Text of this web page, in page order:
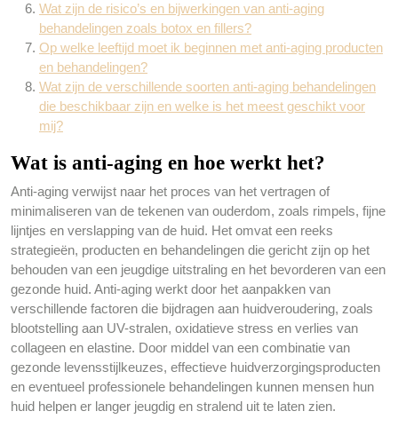
Wat zijn de risico’s en bijwerkingen van anti-aging
behandelingen zoals botox en fillers?
Op welke leeftijd moet ik beginnen met anti-aging producten
en behandelingen?
Wat zijn de verschillende soorten anti-aging behandelingen
die beschikbaar zijn en welke is het meest geschikt voor
mij?
Wat is anti-aging en hoe werkt het?
Anti-aging verwijst naar het proces van het vertragen of
minimaliseren van de tekenen van ouderdom, zoals rimpels, fijne
lijntjes en verslapping van de huid. Het omvat een reeks
strategieën, producten en behandelingen die gericht zijn op het
behouden van een jeugdige uitstraling en het bevorderen van een
gezonde huid. Anti-aging werkt door het aanpakken van
verschillende factoren die bijdragen aan huidveroudering, zoals
blootstelling aan UV-stralen, oxidatieve stress en verlies van
collageen en elastine. Door middel van een combinatie van
gezonde levensstijlkeuzes, effectieve huidverzorgingsproducten
en eventueel professionele behandelingen kunnen mensen hun
huid helpen er langer jeugdig en stralend uit te laten zien.